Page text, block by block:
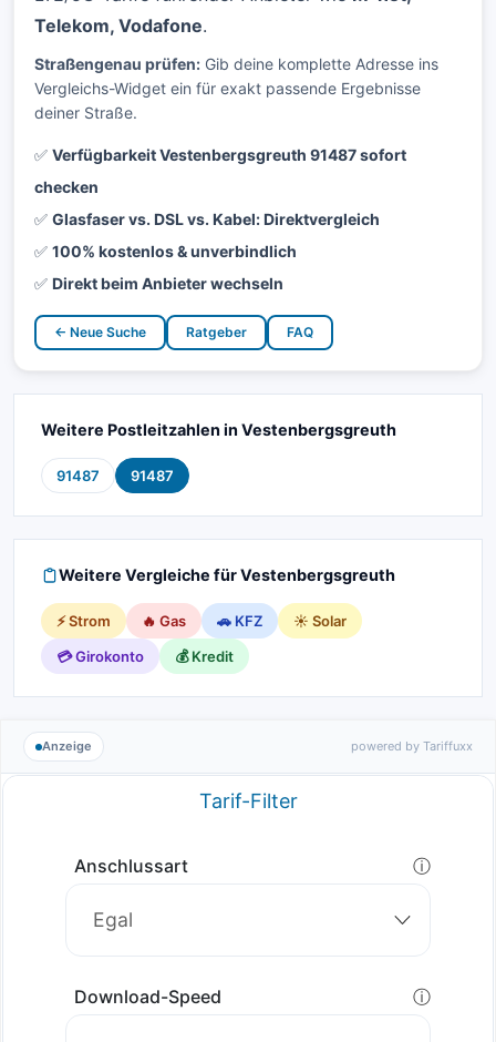
Telekom, Vodafone.
Straßengenau prüfen: Gib deine komplette Adresse ins
Vergleichs-Widget ein für exakt passende Ergebnisse
deiner Straße.
✅ Verfügbarkeit Vestenbergsgreuth 91487 sofort
checken
✅ Glasfaser vs. DSL vs. Kabel: Direktvergleich
✅ 100% kostenlos & unverbindlich
✅ Direkt beim Anbieter wechseln
← Neue Suche Ratgeber FAQ
Weitere Postleitzahlen in Vestenbergsgreuth
91487 91487
Weitere Vergleiche für Vestenbergsgreuth
⚡ Strom 🔥 Gas 🚗 KFZ
☀️ Solar
💳 Girokonto
💰 Kredit
Anzeige powered by Tariffuxx